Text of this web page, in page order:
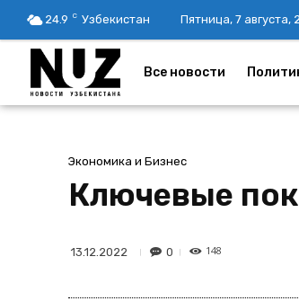
24.9 C Узбекистан Пятница, 7 августа,
Все новости
Экономика и Бизнес
Ключевые
13.12.2022 0 148